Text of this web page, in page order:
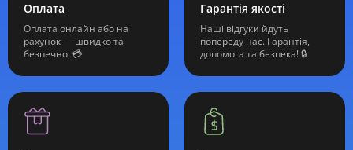
Оплата
Оплата онлайн або на
рахунок — швидко та
безпечно. 💳
Гарантія якості
Наші відгуки йдуть
попереду нас. Гарантія,
допомога та безпека! 🔒